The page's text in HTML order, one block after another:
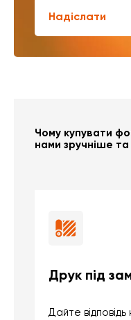
Надіслати
Чому купувати
нами зручніше та
Друк під
Дайте відповідь